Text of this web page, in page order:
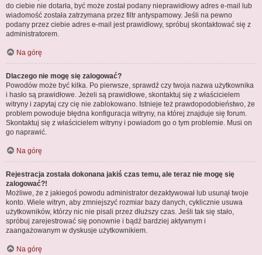
do ciebie nie dotarła, być może został podany nieprawidłowy adres e-mail lub
wiadomość została zatrzymana przez filtr antyspamowy. Jeśli na pewno
podany przez ciebie adres e-mail jest prawidłowy, spróbuj skontaktować się z
administratorem.
Na górę
Dlaczego nie mogę się zalogować?
Powodów może być kilka. Po pierwsze, sprawdź czy twoja nazwa użytkownika
i hasło są prawidłowe. Jeżeli są prawidłowe, skontaktuj się z właścicielem
witryny i zapytaj czy cię nie zablokowano. Istnieje też prawdopodobieństwo, że
problem powoduje błędna konfiguracja witryny, na której znajduje się forum.
Skontaktuj się z właścicielem witryny i powiadom go o tym problemie. Musi on
go naprawić.
Na górę
Rejestracja została dokonana jakiś czas temu, ale teraz nie mogę się
zalogować?!
Możliwe, że z jakiegoś powodu administrator dezaktywował lub usunął twoje
konto. Wiele witryn, aby zmniejszyć rozmiar bazy danych, cyklicznie usuwa
użytkowników, którzy nic nie pisali przez dłuższy czas. Jeśli tak się stało,
spróbuj zarejestrować się ponownie i bądź bardziej aktywnym i
zaangażowanym w dyskusje użytkownikiem.
Na górę